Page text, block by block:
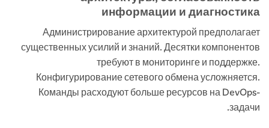
информации и диагностика
Администрирование архитектурой предполагает
существенных усилий и знаний. Десятки компонентов
требуют в мониторинге и поддержке.
Конфигурирование сетевого обмена усложняется.
Команды расходуют больше ресурсов на DevOps-
задачи.